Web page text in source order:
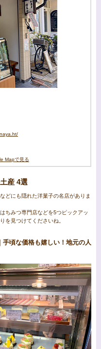
Mapで見る
産 4選
どにも隠れた洋菓子の名店がありま
ちみつ専門店などを5つピックアッ
を見つけてくださいね。
頃な価格も嬉しい！地元の人